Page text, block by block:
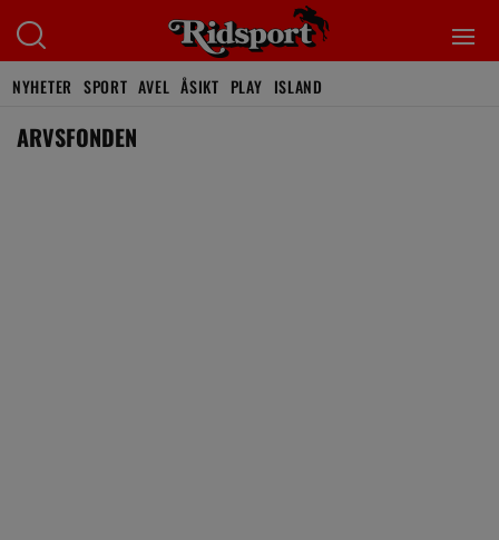
NYHETER SPORT AVEL ÅSIKT PLAY ISLAND
ARVSFONDEN